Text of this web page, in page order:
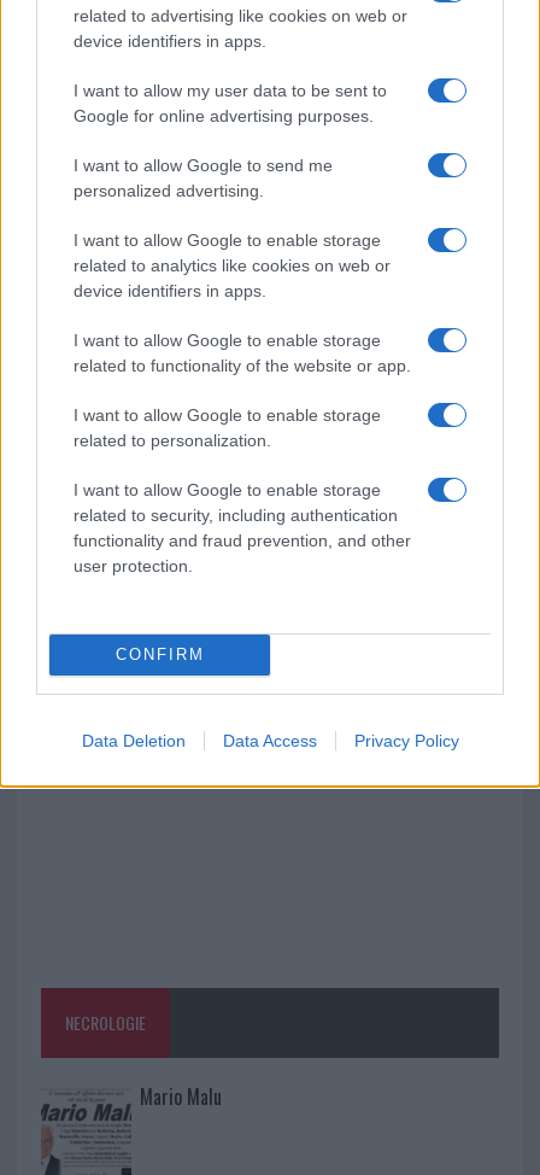
related to advertising like cookies on web or
device identifiers in apps.
I want to allow my user data to be sent to
Google for online advertising purposes.
I want to allow Google to send me
personalized advertising.
I want to allow Google to enable storage
related to analytics like cookies on web or
device identifiers in apps.
I want to allow Google to enable storage
related to functionality of the website or app.
I want to allow Google to enable storage
related to personalization.
I want to allow Google to enable storage
related to security, including authentication
functionality and fraud prevention, and other
user protection.
CONFIRM
Data Deletion Data Access Privacy Policy
k p
Salmo finisce in ospedale a Catania, ma il tour
va avanti: “Sicilia, ci sono”
Jovanotti, Gabry Ponte e Alfa: Olbia ombelico del
mondo per una notte
Giorgia Meloni a La Maddalena, la vicesindaco:
“Orgoglio e discrezione per visita privata̶…
Incendio nella notte a Olbia, a fuoco due furgoni
A fuoco un deposito con bombole, intervento dei
Ristorante distrutto dalle fiamme a La
NECROLOGIE
Mario Malu